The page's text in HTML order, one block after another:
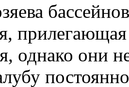
однако они